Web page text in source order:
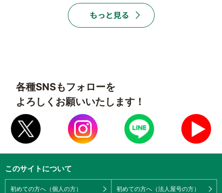
各種SNSもフォローを
よろしくお願いいたします！
このサイトについて
初めての方へ（個人の方） 初めての方へ（法人屋号の方）